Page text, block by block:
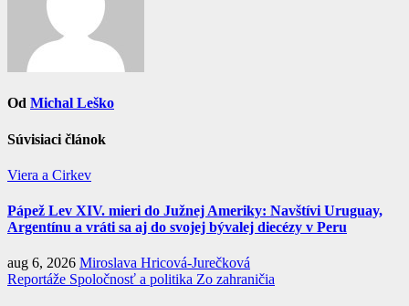
Od Michal Leško
Súvisiaci článok
Viera a Cirkev
Pápež Lev XIV. mieri do Južnej Ameriky: Navštívi Uruguay,
Argentínu a vráti sa aj do svojej bývalej diecézy v Peru
aug 6, 2026 Miroslava Hricová-Jurečková
Reportáže Spoločnosť a politika Zo zahraničia